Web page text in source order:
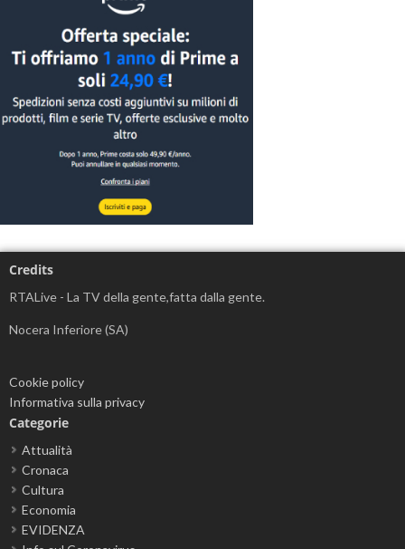
Credits
RTALive - La TV della gente,fatta dalla gente.
Nocera Inferiore (SA)
Cookie policy
Informativa sulla privacy
Categorie
Attualità
Cronaca
Cultura
Economia
EVIDENZA